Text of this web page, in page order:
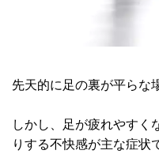
先天的に足の裏が平らな
しかし、足が疲れやすく
りする不快感が主な症状